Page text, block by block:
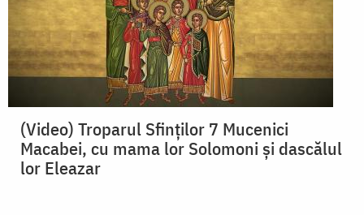
(Video) Troparul Sfinților 7 Mucenici
Macabei, cu mama lor Solomoni și dascălul
lor Eleazar